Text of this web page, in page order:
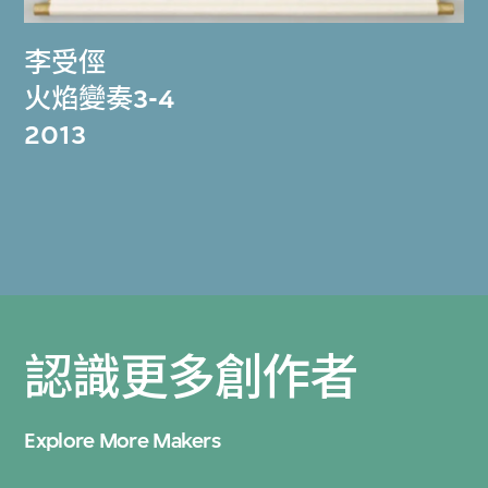
李受俓
火焰變奏3-4
2013
認識更多創作者
Explore More Makers